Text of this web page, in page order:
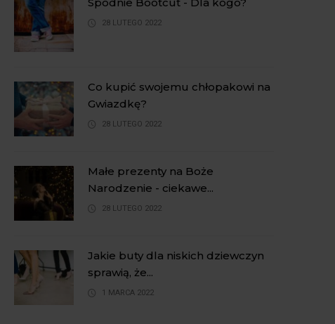
28 LUTEGO 2022
Co kupić swojemu chłopakowi na
Gwiazdkę?
28 LUTEGO 2022
Małe prezenty na Boże
Narodzenie - ciekawe...
28 LUTEGO 2022
Jakie buty dla niskich dziewczyn
sprawią, że...
1 MARCA 2022